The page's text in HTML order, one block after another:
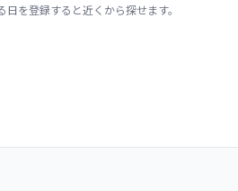
を登録すると近くから探せます。